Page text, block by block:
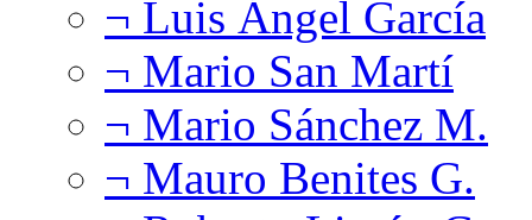
¬ Luis Ángel García
¬ Mario San Martí
¬ Mario Sánchez M.
¬ Mauro Benites G.